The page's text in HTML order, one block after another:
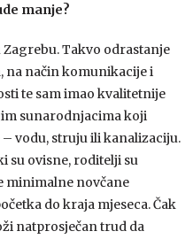
manje?
Takvo odrastanje
na način komunikacije i
te sam imao kvalitetnije
sunarodnjacima koji
vodu, struju ili kanalizaciju.
su ovisne, roditelji su
minimalne novčane
do kraja mjeseca. Čak
natprosječan trud da